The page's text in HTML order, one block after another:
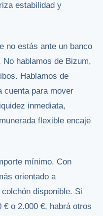
estabilidad y
no estás ante un banco
hablamos de Bizum,
Hablamos de
cuenta para mover
inmediata,
flexible encaje
mínimo. Con
orientado a
disponible. Si
o 2.000 €, habrá otros